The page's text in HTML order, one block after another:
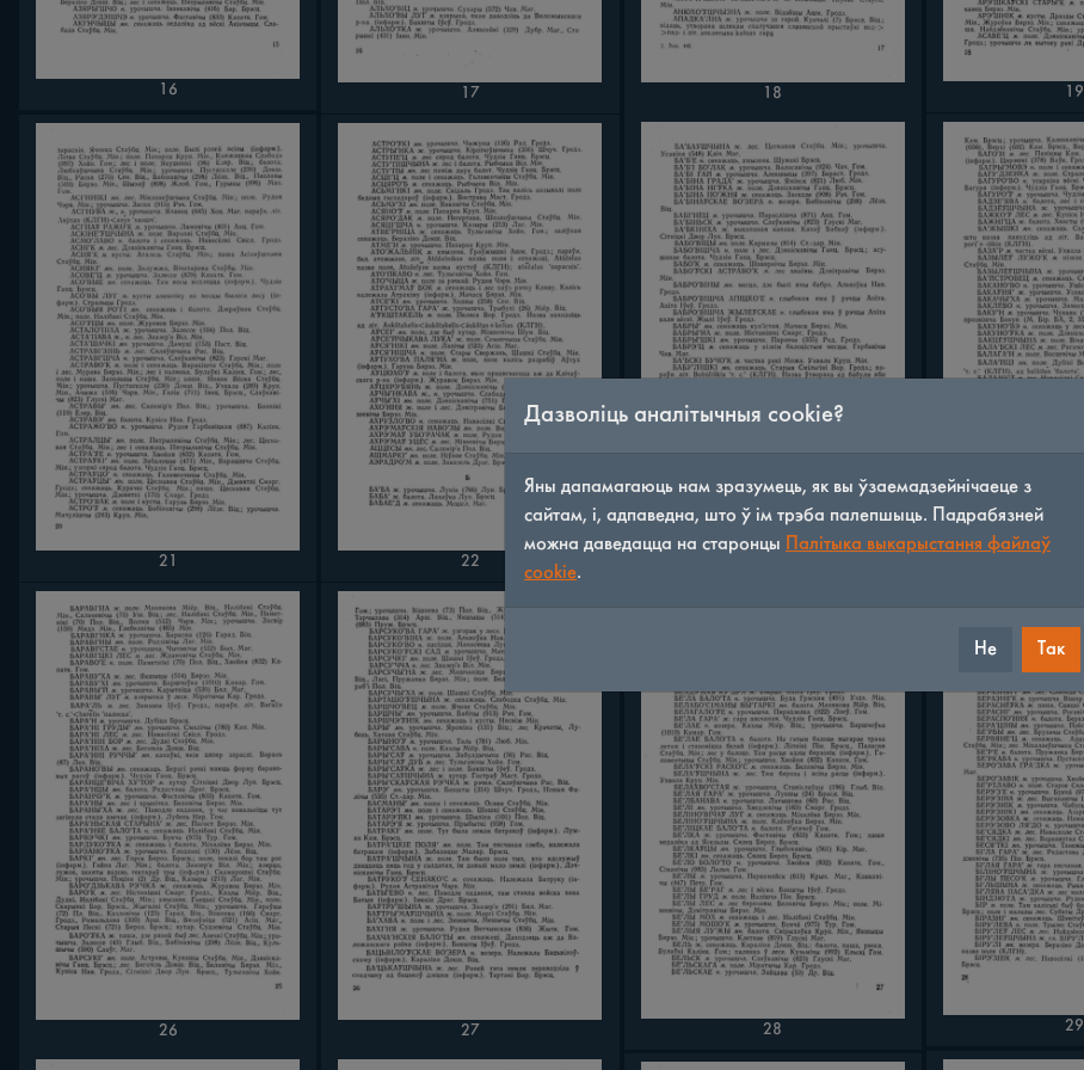
16 17 18 19
21 22
26 27 28 29
Дазволіць аналітычныя cookie?
Яны дапамагаюць нам зразумець, як вы ўзаемадзейнічаеце з
сайтам, і, адпаведна, што ў ім трэба палепшыць. Падрабязней
можна даведацца на старонцы
Палітыка выкарыстання файлаў
cookie.
Не Так